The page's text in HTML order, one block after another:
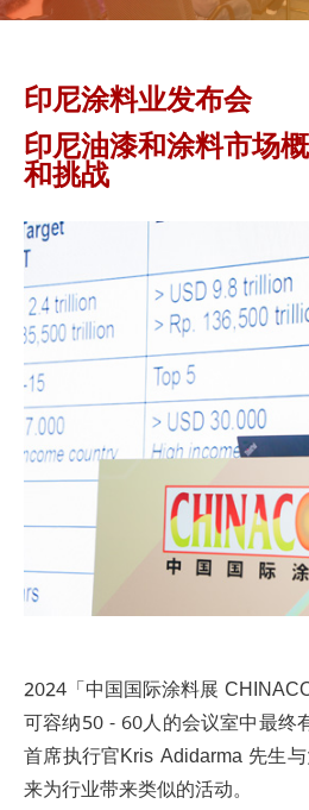
印尼涂料业发布会
印尼油漆和涂料市场
和挑战
2024「中国国际涂料展
可容纳50 - 60人的会议室中最
首席执行官Kris Adidarma 先生
来为行业带来类似的活动。